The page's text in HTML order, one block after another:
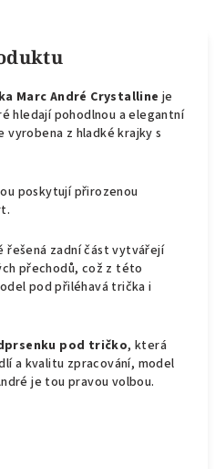
Marc André Crystalline je
hledají pohodlnou a elegantní
vyrobena z hladké krajky s
poskytují přirozenou
řešená zadní část vytvářejí
přechodů, což z této
pod přiléhavá trička i
pod tričko, která
a kvalitu zpracování, model
je tou pravou volbou.